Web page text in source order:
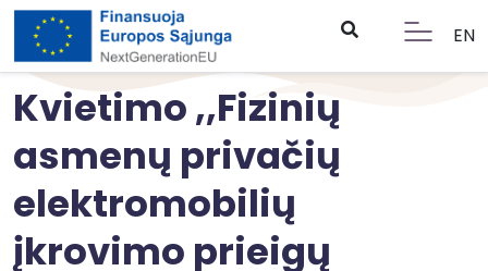
EN
Kvietimo ,,Fizinių
asmenų privačių
elektromobilių
įkrovimo prieigų